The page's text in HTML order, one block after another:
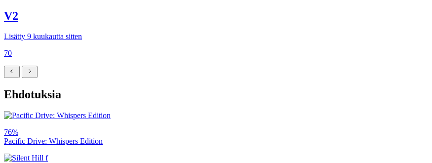
V2
Lisätty 9 kuukautta sitten
70
Ehdotuksia
76%
Pacific Drive: Whispers Edition